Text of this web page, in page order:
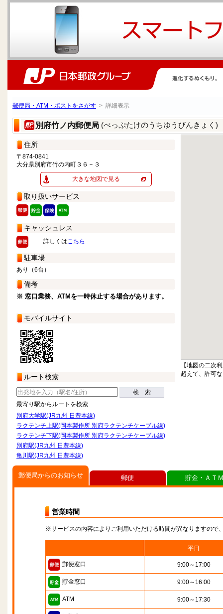
郵便局・ATM・ポストをさがす > 詳細表示
別府竹ノ内郵便局 (べっぷたけのうちゆうびんきょく)
住所
〒874-0841
大分県別府市竹の内町３６－３
大きな地図で見る
取り扱いサービス
キャッシュレス
詳しくはこちら
駐車場
あり（6台）
備考
※ 窓口業務、ATMを一時休止する場合があります。
モバイルサイト
ルート検索
検 索
最寄り駅からルートを検索
別府大学駅(JR九州 日豊本線)
ラクテンチ上駅(岡本製作所 別府ラクテンチケーブル線)
ラクテンチ下駅(岡本製作所 別府ラクテンチケーブル線)
別府駅(JR九州 日豊本線)
亀川駅(JR九州 日豊本線)
【地図の二次
超えて、許可
郵便局からのお知らせ
営業時間
※サービスの内容によりご利用いただける時間が異なりますので
平日
郵便窓口 9:00～17:00
貯金窓口 9:00～16:00
ATM 9:00～17:30
郵便 貯金・ＡＴ